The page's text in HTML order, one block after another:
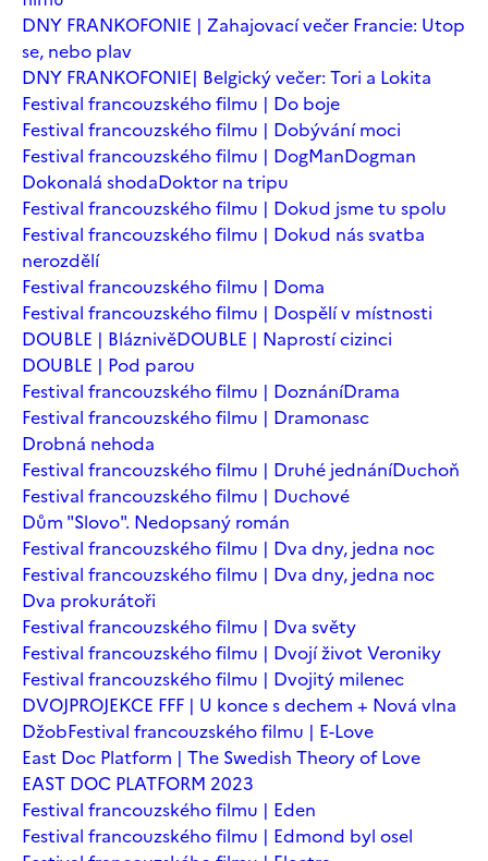
DNY FRANKOFONIE | Zahajovací večer Francie: Utop
se, nebo plav
DNY FRANKOFONIE| Belgický večer: Tori a Lokita
Festival francouzského filmu | Do boje
Festival francouzského filmu | Dobývání moci
Festival francouzského filmu | DogManDogman
Dokonalá shodaDoktor na tripu
Festival francouzského filmu | Dokud jsme tu spolu
Festival francouzského filmu | Dokud nás svatba
nerozdělí
Festival francouzského filmu | Doma
Festival francouzského filmu | Dospělí v místnosti
DOUBLE | BláznivěDOUBLE | Naprostí cizinci
DOUBLE | Pod parou
Festival francouzského filmu | DoznáníDrama
Festival francouzského filmu | Dramonasc
Drobná nehoda
Festival francouzského filmu | Druhé jednáníDuchoň
Festival francouzského filmu | Duchové
Dům "Slovo". Nedopsaný román
Festival francouzského filmu | Dva dny, jedna noc
Festival francouzského filmu | Dva dny, jedna noc
Dva prokurátoři
Festival francouzského filmu | Dva světy
Festival francouzského filmu | Dvojí život Veroniky
Festival francouzského filmu | Dvojitý milenec
DVOJPROJEKCE FFF | U konce s dechem + Nová vlna
DžobFestival francouzského filmu | E-Love
East Doc Platform | The Swedish Theory of Love
EAST DOC PLATFORM 2023
Festival francouzského filmu | Eden
Festival francouzského filmu | Edmond byl osel